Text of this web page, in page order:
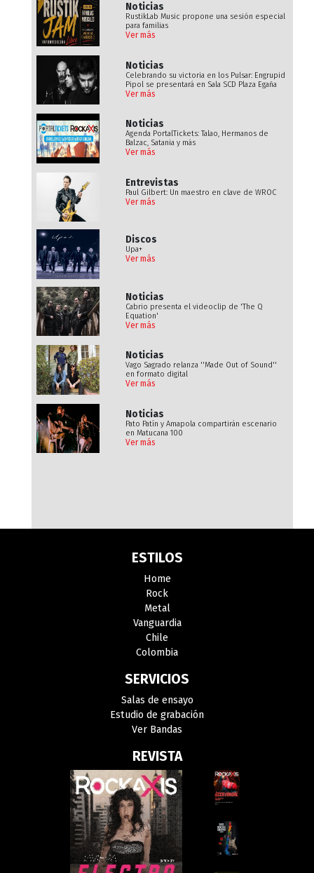
Noticias
RustikLab Music propone una sesión especial
para familias
Ver más
Noticias
Celebrando su victoria en los Pulsar: Engrupid
Pipol se presentará en Sala SCD Plaza Egaña
Ver más
Noticias
Agenda PortalTickets: Talao, Hermanos de
Balzac, Satania y más
Ver más
Entrevistas
Paul Gilbert: Un maestro en clave de WROC
Ver más
Discos
Upa+
Ver más
Noticias
Cabrio presenta el videoclip de 'The Q
Equation'
Ver más
Noticias
Vago Sagrado relanza ''Made Out of Sound''
en formato digital
Ver más
Noticias
Pato Patín y Amapola compartirán escenario
en Matucana 100
Ver más
ESTILOS
Home
Rock
Metal
Vanguardia
Chile
Colombia
SERVICIOS
Salas de ensayo
Estudio de grabación
Ver Bandas
REVISTA